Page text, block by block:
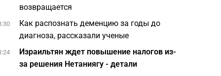
возвращается
Как распознать деменцию за годы до
диагноза, рассказали ученые
Израильтян ждет повышение налогов из-
за решения Нетаниягу - детали